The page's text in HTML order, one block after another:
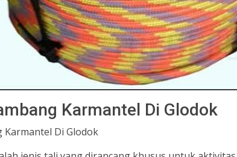
Karmantel Di Glodok
Karmantel Di Glodok